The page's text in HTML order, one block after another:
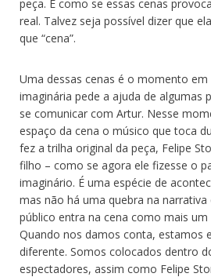
peça. É como se essas cenas
real. Talvez seja possível dizer que
que “cena”.
Uma dessas cenas é o momento em
imaginária pede a ajuda de algumas
se comunicar com Artur. Nesse
espaço da cena o músico que toca
fez a trilha original da peça, Felipe
filho – como se agora ele fizesse o
imaginário. É uma espécie de
mas não há uma quebra na
público entra na cena como mais
Quando nos damos conta, estamos
diferente. Somos colocados dentro
espectadores, assim como Felipe